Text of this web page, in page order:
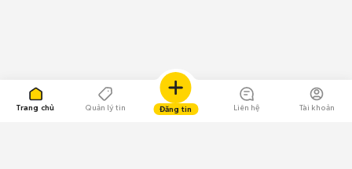
Trang chủ Quản lý tin Đăng tin Liên hệ Tài khoản